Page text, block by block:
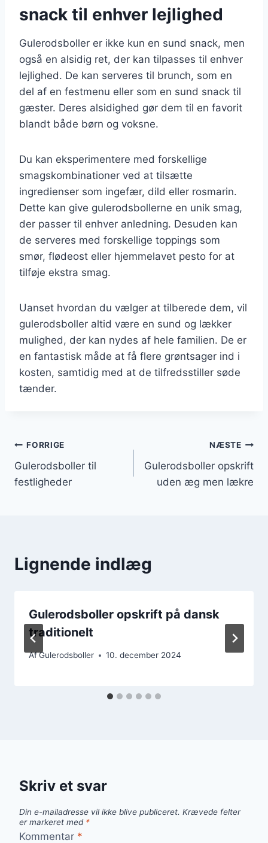
snack til enhver lejlighed
Gulerodsboller er ikke kun en sund snack, men
også en alsidig ret, der kan tilpasses til enhver
lejlighed. De kan serveres til brunch, som en
del af en festmenu eller som en sund snack til
gæster. Deres alsidighed gør dem til en favorit
blandt både børn og voksne.
Du kan eksperimentere med forskellige
smagskombinationer ved at tilsætte
ingredienser som ingefær, dild eller rosmarin.
Dette kan give gulerodsbollerne en unik smag,
der passer til enhver anledning. Desuden kan
de serveres med forskellige toppings som
smør, flødeost eller hjemmelavet pesto for at
tilføje ekstra smag.
Uanset hvordan du vælger at tilberede dem, vil
gulerodsboller altid være en sund og lækker
mulighed, der kan nydes af hele familien. De er
en fantastisk måde at få flere grøntsager ind i
kosten, samtidig med at de tilfredsstiller søde
tænder.
Indlægsnavigation
FORRIGE
Gulerodsboller til
festligheder
NÆSTE
Gulerodsboller opskrift
uden æg men lækre
Lignende indlæg
Gulerodsboller opskrift på dansk
traditionelt
AfGulerodsboller 10. december 2024
Skriv et svar
Din e-mailadresse vil ikke blive publiceret. Krævede felter
er markeret med *
Kommentar *